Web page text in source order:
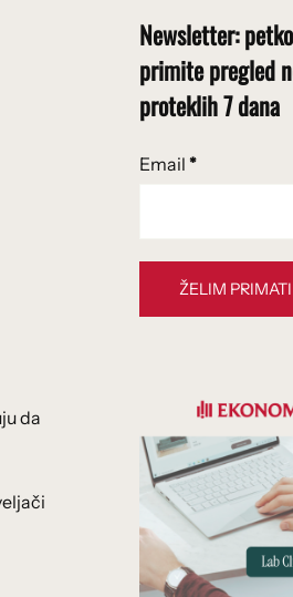
da
Newsletter:
primite pregled
proteklih 7 dana
Email *